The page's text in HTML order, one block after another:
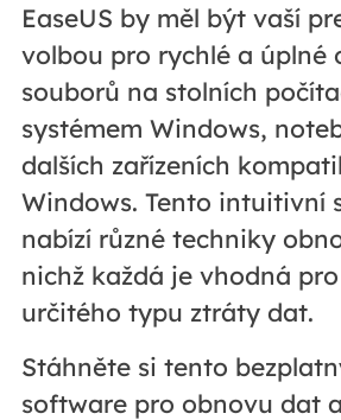
EaseUS by měl být vaší
volbou pro rychlé a úplné
souborů na stolních
systémem Windows,
dalších zařízeních
Windows. Tento intuitivní
nabízí různé techniky
nichž každá je vhodná
určitého typu ztráty dat.
Stáhněte si tento
software pro obnovu dat